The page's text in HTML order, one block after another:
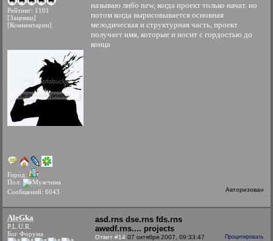
Рейтинг: 1101
[Заценки]
[Комментарии]
Город:
Пол:
Сообщений: 6043
называю либо new, когда проект только начат. но
потом когда вырисовывается основная
мелодическая и структурная часть, проект
получает имя, которые и носит с гордостью до
конца
Авторизован
AleGka
P.L.U.R.
Бог Форума
asd.rns dse.rns fds.rns
awedf.rns.... projects
Ответ #14 07 октября 2007, 09:33:47 Процитировать